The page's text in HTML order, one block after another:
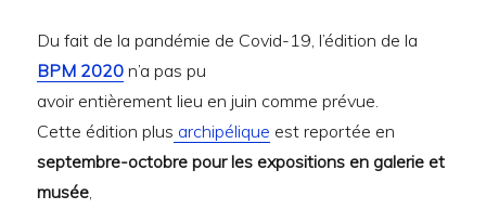
Du fait de la pandémie de Covid-19, l’édition de la
BPM 2020 n’a pas pu
avoir entièrement lieu en juin comme prévue.
Cette édition plus archipélique est reportée en
septembre-octobre pour les expositions en galerie et
musée